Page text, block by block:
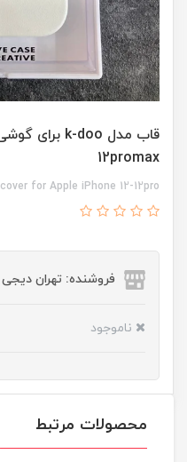
12promax
cover for Apple iPhone 12-12pro
فروشنده: تهران دیجی
ناموجود
محصولات مرتبط